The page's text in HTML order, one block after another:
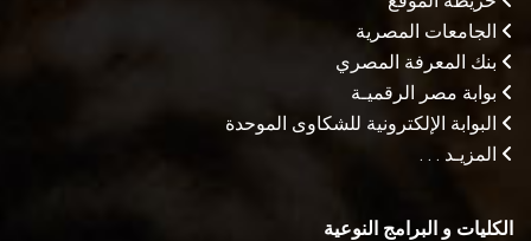
الجامعات المصرية
بنك المعرفة المصري
بوابة مصر الرقميـة
البوابة الإلكترونية للشكاوى الموحدة
المزيـد . . .
الكليات و البرامج النوعية